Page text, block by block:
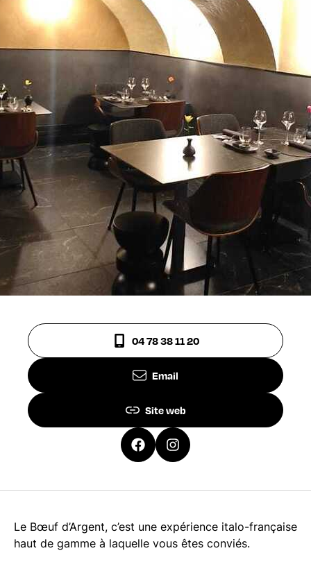
04 78 38 11 20
Email
Site web
Le Bœuf d’Argent, c’est une expérience italo-française
haut de gamme à laquelle vous êtes conviés.